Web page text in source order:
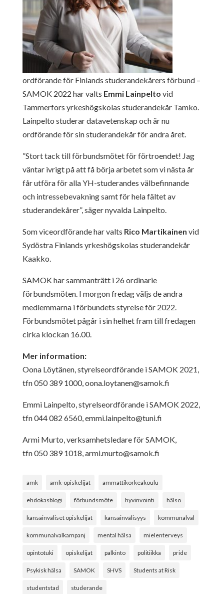
ordförande för Finlands studerandekårers förbund –
SAMOK 2022 har valts Emmi Lainpelto vid
Tammerfors yrkeshögskolas studerandekår Tamko.
Lainpelto studerar datavetenskap och är nu
ordförande för sin studerandekår för andra året.
”Stort tack till förbundsmötet för förtroendet! Jag
väntar ivrigt på att få börja arbetet som vi nästa år
får utföra för alla YH-studerandes välbefinnande
och intressebevakning samt för hela fältet av
studerandekårer”, säger nyvalda Lainpelto.
Som viceordförande har valts Rico Martikainen vid
Sydöstra Finlands yrkeshögskolas studerandekår
Kaakko.
SAMOK har sammanträtt i 26 ordinarie
förbundsmöten. I morgon fredag väljs de andra
medlemmarna i förbundets styrelse för 2022.
Förbundsmötet pågår i sin helhet fram till fredagen
cirka klockan 16.00.
Mer information:
Oona Löytänen, styrelseordförande i SAMOK 2021,
tfn 050 389 1000,oona.loytanen@samok.fi
Emmi Lainpelto, styrelseordförande i SAMOK 2022,
tfn 044 082 6560,emmi.lainpelto@tuni.fi
Armi Murto, verksamhetsledare för SAMOK,
tfn 050 389 1018,armi.murto@samok.fi
amk amk-opiskelijat ammattikorkeakoulu
ehdokasblogi förbundsmöte hyvinvointi hälso
kansainväliset opiskelijat kansainvälisyys kommunalval
kommunalvalkampanj mental hälsa mielenterveys
opintotuki opiskelijat palkinto politiikka pride
Psykisk hälsa SAMOK SHVS Students at Risk
studentstad studerande